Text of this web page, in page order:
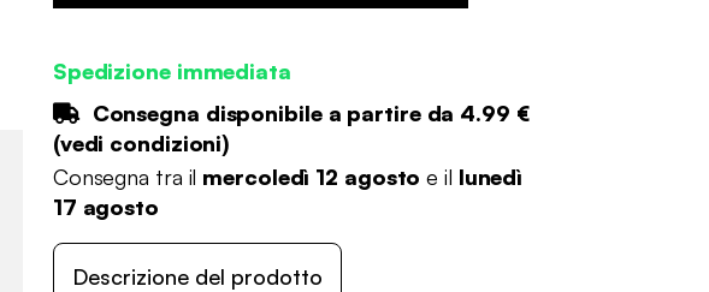
Spedizione immediata
Consegna disponibile a partire da 4.99 €
(vedi condizioni)
Consegna tra il mercoledì 12 agosto e il lunedì
17 agosto
Descrizione del prodotto